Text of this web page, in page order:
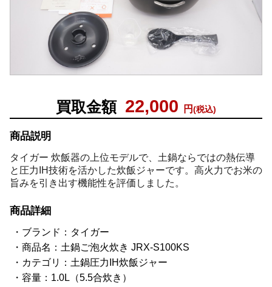
買取金額 22,000 円(税込)
商品説明
タイガー 炊飯器の上位モデルで、土鍋ならではの熱伝導
と圧力IH技術を活かした炊飯ジャーです。高火力でお米の
旨みを引き出す機能性を評価しました。
商品詳細
ブランド：タイガー
商品名：土鍋ご泡火炊き JRX-S100KS
カテゴリ：土鍋圧力IH炊飯ジャー
容量：1.0L（5.5合炊き）